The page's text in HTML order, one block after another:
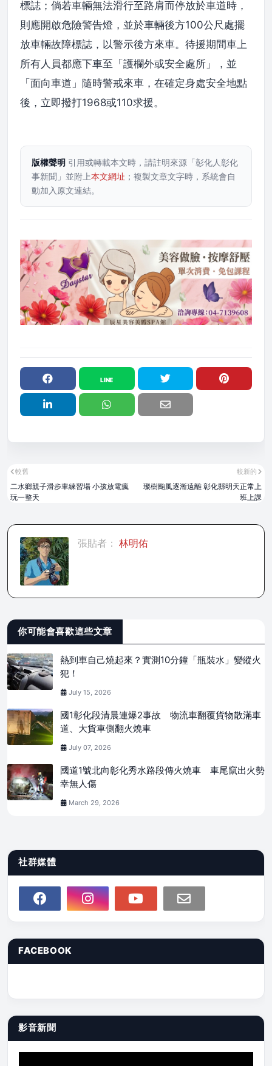
標誌；倘若車輛無法滑行至路肩而停放於車道時，
則應開啟危險警告燈，並於車輛後方100公尺處擺
放車輛故障標誌，以警示後方來車。待援期間車上
所有人員都應下車至「護欄外或安全處所」，並
「面向車道」隨時警戒來車，在確定身處安全地點
後，立即撥打1968或110求援。
版權聲明 引用或轉載本文時，請註明來源「彰化人彰化
事新聞」並附上本文網址 ；複製文章文字時，系統會自
動加入原文連結。
較新的
璨樹颱風逐漸遠離 彰化縣明天正常上
班上課
較舊
二水鄉親子滑步車練習場 小孩放電瘋
玩一整天
張貼者： 林明佑
你可能會喜歡這些文章
熱到車自己燒起來？實測10分鐘「瓶裝水」變縱火
犯！
July 15, 2026
國1彰化段清晨連爆2事故 物流車翻覆貨物散滿車
道、大貨車側翻火燒車
July 07, 2026
國道1號北向彰化秀水路段傳火燒車 車尾竄出火勢
幸無人傷
March 29, 2026
社群媒體
FACEBOOK
影音新聞